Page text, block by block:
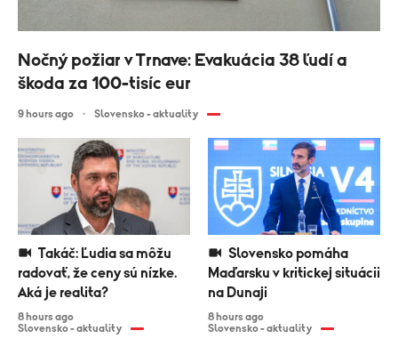
radovať, že ceny sú nízke.
Aká je realita?
8 hours ago
Slovensko - aktuality
Maďarsku v kritickej situácii
na Dunaji
8 hours ago
Slovensko - aktuality
Nočný požiar v Trnave: Evakuácia 38 ľudí a
škoda za 100-tisíc eur
9 hours ago Slovensko - aktuality